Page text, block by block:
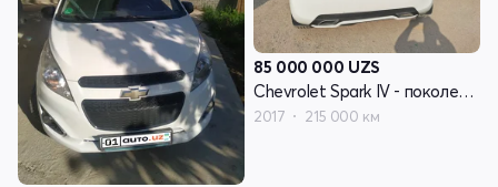
85 000 000 UZS
Chevrolet Spark IV - поколение
2017 215 000 км